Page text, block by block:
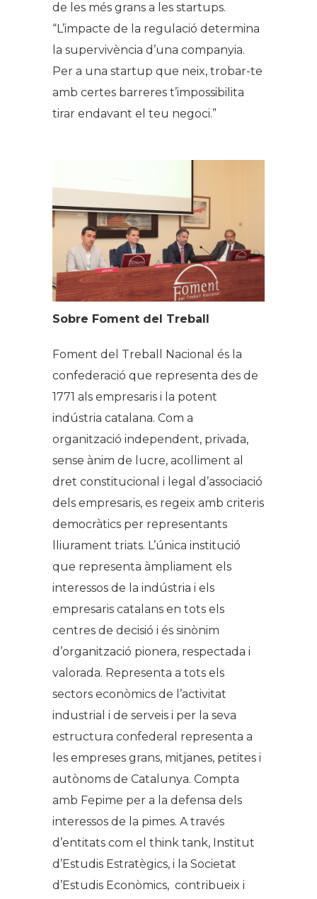
de les més grans a les startups.
“L’impacte de la regulació determina
la supervivència d’una companyia.
Per a una startup que neix, trobar-te
amb certes barreres t’impossibilita
tirar endavant el teu negoci.”
Sobre Foment del Treball
Foment del Treball Nacional és la
confederació que representa des de
1771 als empresaris i la potent
indústria catalana. Com a
organització independent, privada,
sense ànim de lucre, acolliment al
dret constitucional i legal d’associació
dels empresaris, es regeix amb criteris
democràtics per representants
lliurament triats. L’única institució
que representa àmpliament els
interessos de la indústria i els
empresaris catalans en tots els
centres de decisió i és sinònim
d’organització pionera, respectada i
valorada. Representa a tots els
sectors econòmics de l’activitat
industrial i de serveis i per la seva
estructura confederal representa a
les empreses grans, mitjanes, petites i
autònoms de Catalunya. Compta
amb Fepime per a la defensa dels
interessos de la pimes. A través
d’entitats com el think tank, Institut
d’Estudis Estratègics, i la Societat
d’Estudis Econòmics, contribueix i